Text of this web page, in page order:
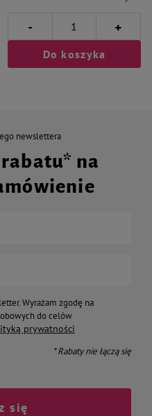
- +
Do koszyka
newslettera
na
Wyrażam zgodę na
do celów
prywatności
* Rabaty nie łączą się
się